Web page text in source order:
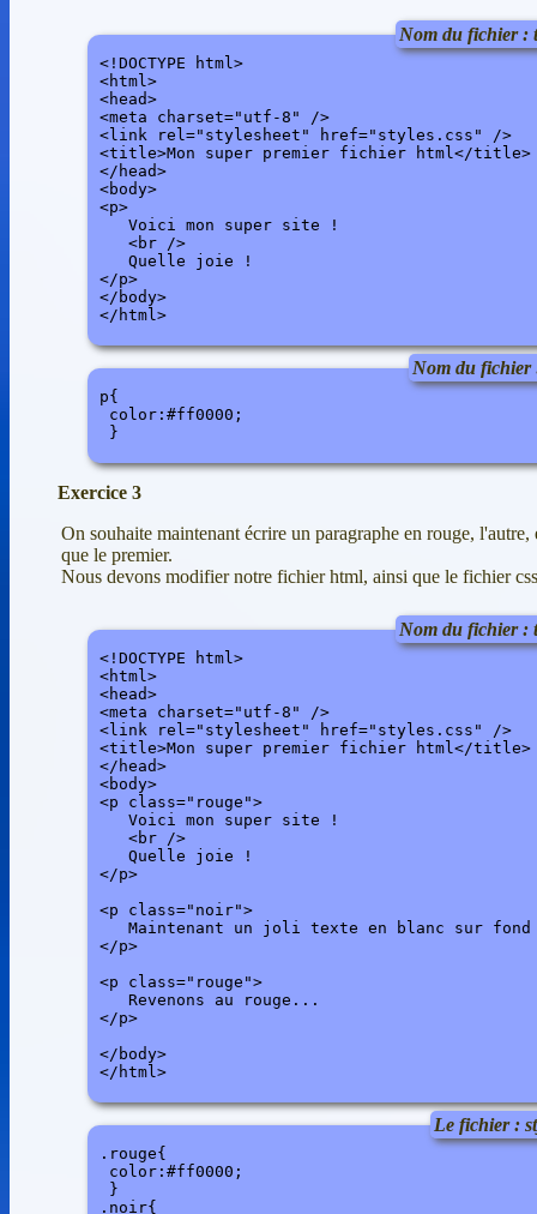
Nom du fichier :
<!DOCTYPE html>
<html>
<head>
<meta charset="utf-8" />
<link rel="stylesheet" href="styles.css" />
<title>Mon super premier fichier html</title>
</head>
<body>
<p>
   Voici mon super site !
   <br />
   Quelle joie !
</p>
</body>
</html>
Nom du fichier
p{
color:#ff0000;
Exercice 3
On souhaite maintenant écrire un paragraphe en rouge,
que le premier.
Nous devons modifier notre fichier html, ainsi que le fichier
Nom du fichier :
<!DOCTYPE html>
<html>
<head>
<meta charset="utf-8" />
<link rel="stylesheet" href="styles.css" />
<title>Mon super premier fichier html</title>
</head>
<body>
<p class="rouge">
   Voici mon super site !
   <br />
   Quelle joie !
</p>
<p class="noir">
Maintenant un joli texte en blanc sur fond
</p>
<p class="rouge">
   Revenons au rouge...
</p>
</body>
</html>
Le fichier :
.rouge{
color:#ff0000;
}
.noir{